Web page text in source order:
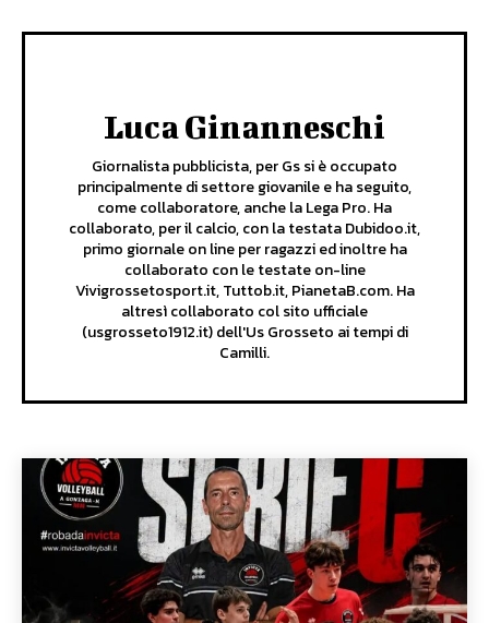
Luca Ginanneschi
Giornalista pubblicista, per Gs si è occupato
principalmente di settore giovanile e ha seguito,
come collaboratore, anche la Lega Pro. Ha
collaborato, per il calcio, con la testata Dubidoo.it,
primo giornale on line per ragazzi ed inoltre ha
collaborato con le testate on-line
Vivigrossetosport.it, Tuttob.it, PianetaB.com. Ha
altresì collaborato col sito ufficiale
(usgrosseto1912.it) dell'Us Grosseto ai tempi di
Camilli.